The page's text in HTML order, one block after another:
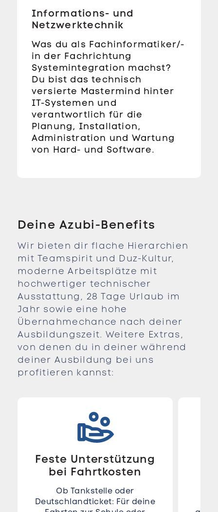
Informations- und
Netzwerktechnik
Was du als Fachinformatiker/-
in der Fachrichtung
Systemintegration machst?
Du bist das technisch
versierte Mastermind hinter
IT-Systemen und
verantwortlich für die
Planung, Installation,
Administration und Wartung
von Hard- und Software.
Deine Azubi-Benefits
Wir bieten dir flache Hierarchien
mit Teamspirit und Duz-Kultur,
moderne Arbeitsplätze mit
hochwertiger technischer
Ausstattung, 28 Tage Urlaub im
Jahr sowie eine hohe
Übernahmechance nach deiner
Ausbildungszeit. Weitere Extras,
von denen du in deiner während
deiner Ausbildung bei uns
profitieren kannst:
Feste Unterstützung
bei Fahrtkosten
Ob Tankstelle oder
Deutschlandticket: Für deine